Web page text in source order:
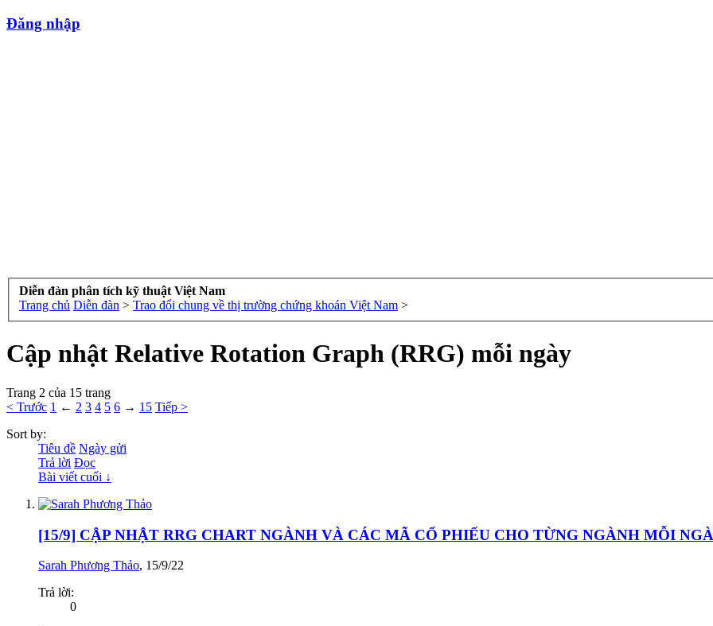
Đăng nhập
Diễn đàn phân tích kỹ thuật Việt Nam
Trang chủ Diễn đàn > Trao đổi chung về thị trường chứng khoán Việt Nam >
Cập nhật Relative Rotation Graph (RRG) mỗi ngày
Trang 2 của 15 trang
< Trước 1 ← 2 3 4 5 6 → 15 Tiếp >
Sort by:
Tiêu đề Ngày gửi
Trả lời Đọc
Bài viết cuối ↓
[15/9] CẬP NHẬT RRG CHART NGÀNH VÀ CÁC MÃ CỔ PHIẾU CHO TỪNG NGÀNH MỖI
Sarah Phương Thảo, 15/9/22
Trả lời:
0